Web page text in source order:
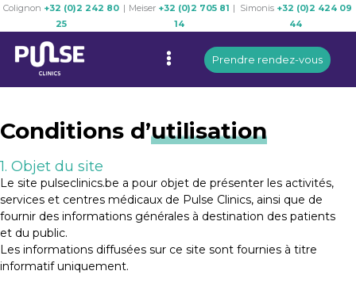
Skip
to
content
Colignon +32 (0)2 242 80
25
| Meiser +32 (0)2 705 81
14
| Simonis +32 (0)2 424 09
44
Menu Prendre rendez-vous
Conditions d’utilisation
1. Objet du site
Le site pulseclinics.be a pour objet de présenter les activités,
services et centres médicaux de Pulse Clinics, ainsi que de
fournir des informations générales à destination des patients
et du public.
Les informations diffusées sur ce site sont fournies à titre
informatif uniquement.